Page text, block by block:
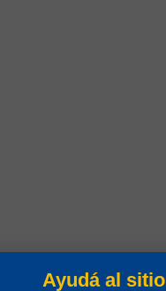
Ayudá al